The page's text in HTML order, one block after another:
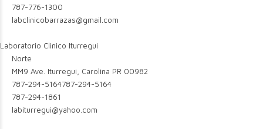
787-776-1300
labclinicobarrazas@gmail.com
Laboratorio Clinico Iturregui
Norte
MM9 Ave. Iturregui, Carolina PR 00982
787-294-5164787-294-5164
787-294-1861
labiturregui@yahoo.com